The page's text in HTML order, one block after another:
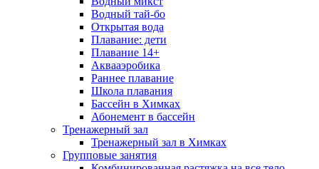
Водный тай-бо
Открытая вода
Плавание: дети
Плавание 14+
Аквааэробика
Раннее плавание
Школа плавания
Бассейн в Химках
Абонемент в бассейн
Тренажерный зал
Тренажерный зал в Химках
Групповые занятия